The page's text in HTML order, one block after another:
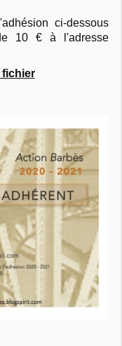
ci-dessous
10 € à l'adresse
fichier